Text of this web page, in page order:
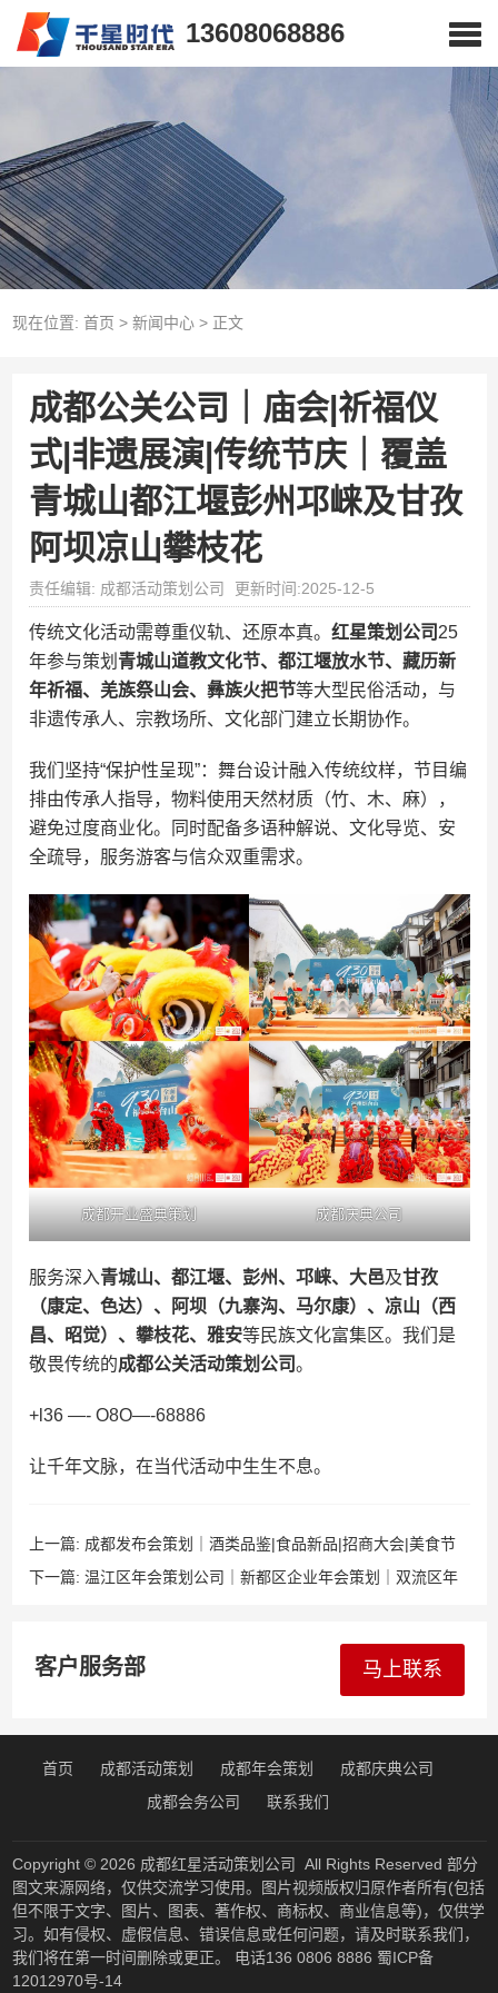
13608068886
现在位置: 首页 > 新闻中心> 正文
成都公关公司｜庙会|祈福仪
式|非遗展演|传统节庆｜覆盖
青城山都江堰彭州邛崃及甘孜
阿坝凉山攀枝花
责任编辑: 成都活动策划公司 更新时间:2025-12-5
传统文化活动需尊重仪轨、还原本真。 红星策划公司 25
年参与策划 青城山道教文化节、都江堰放水节、藏历新
年祈福、羌族祭山会、彝族火把节等大型民俗活动，与
非遗传承人、宗教场所、文化部门建立长期协作。
我们坚持“保护性呈现”：舞台设计融入传统纹样，节目编
排由传承人指导，物料使用天然材质（竹、木、麻），
避免过度商业化。同时配备多语种解说、文化导览、安
全疏导，服务游客与信众双重需求。
成都开业盛典策划 成都庆典公司
服务深入青城山、都江堰、彭州、邛崃、大邑及甘孜
（康定、色达）、阿坝（九寨沟、马尔康）、凉山（西
昌、昭觉）、攀枝花、雅安等民族文化富集区。我们是
敬畏传统的成都公关活动策划公司。
+l36 —- O8O—-68886
让千年文脉，在当代活动中生生不息。
上一篇: 成都发布会策划｜酒类品鉴|食品新品|招商大会|美食节
｜覆盖邛崃大邑蒲江及德阳绵阳宜宾泸州自贡内江
下一篇: 温江区年会策划公司｜新都区企业年会策划｜双流区年
客户服务部 马上联系
首页 成都活动策划 成都年会策划
成都庆典公司
成都会务公司
联系我们
Copyright © 2026 成都红星活动策划公司 All Rights Reserved 部分
图文来源网络，仅供交流学习使用。图片视频版权归原作者所有(包括
但不限于文字、图片、图表、著作权、商标权、商业信息等)，仅供学
习。如有侵权、虚假信息、错误信息或任何问题，请及时联系我们，
我们将在第一时间删除或更正。 电话136 0806 8886 蜀ICP备
12012970号-14